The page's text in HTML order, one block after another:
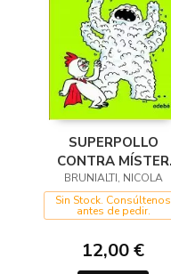
SUPERPOLLO
CONTRA MÍSTER
PALOMITAS
BRUNIALTI, NICOLA
Sin Stock. Consúltenos
antes de pedir.
12,00 €